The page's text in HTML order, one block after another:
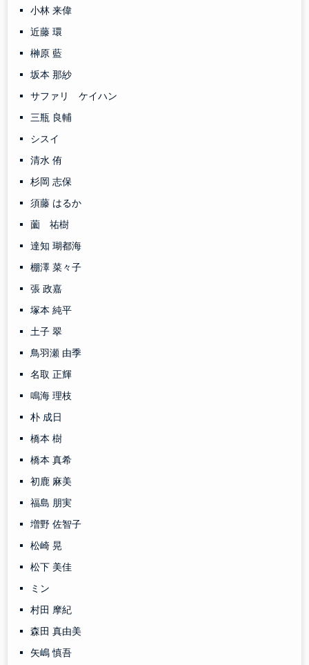
小林 来偉
近藤 環
榊原 藍
坂本 那紗
サファリ ケイハン
三瓶 良輔
シスイ
清水 侑
杉岡 志保
須藤 はるか
薗 祐樹
達知 瑚都海
棚澤 菜々子
張 政嘉
塚本 純平
土子 翠
鳥羽瀬 由季
名取 正輝
鳴海 理枝
朴 成日
橋本 樹
橋本 真希
初鹿 麻美
福島 朋実
増野 佐智子
松崎 晃
松下 美佳
ミン
村田 摩紀
森田 真由美
矢嶋 慎吾